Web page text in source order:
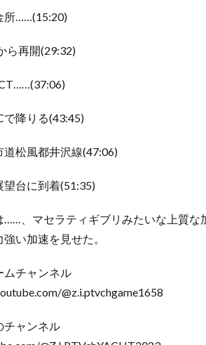
……(15:20)
再開(29:32)
降りる(43:45)
松風都井沢線(47:06)
台に到着(51:35)
……、マセラティギブリみたいな上質
い加速を見せた。
ムチャンネル
@z.i.ptvchgame1658
チャンネル